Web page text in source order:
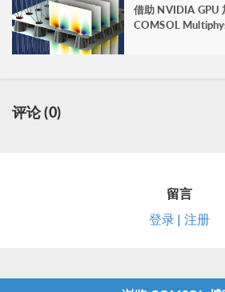
借助 NVIDIA GPU
COMSOL
评论 (0)
留言
登录 | 注册